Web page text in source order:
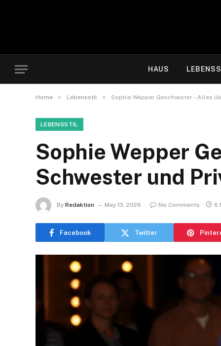
HAUS
Home » Lebensstil » Sophie Wepper Geschwister – Alles
LEBENSSTIL
Sophie Wepper
Schwester und
By Redaktion May 13, 2026 No Comments 6
Facebook Twitter